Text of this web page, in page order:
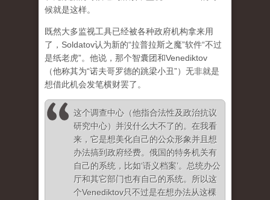
候就是这样。
既然大多监视工具已经被各种政府机构拿来用
了，Soldatov认为新的“拉普拉斯之魔”软件“不过
是纸老虎”。他说，那个智囊团和Venediktov
（他称其为“诺夫哥罗德的跳梁小丑”）无非就是
想借此机会发笔横财罢了。
这个调查中心（他指合法性及政治抗议
研究中心）并没什么大不了的。在我看
来，它是想美化自己的公众形象并且想
办法搞到政府经费。俄国的特务机关有
自己的系统，比如‘语义档案’。总统办公
厅和其它部门也有自己的系统。所以这
个Venediktov只不过是在想办法从这棵